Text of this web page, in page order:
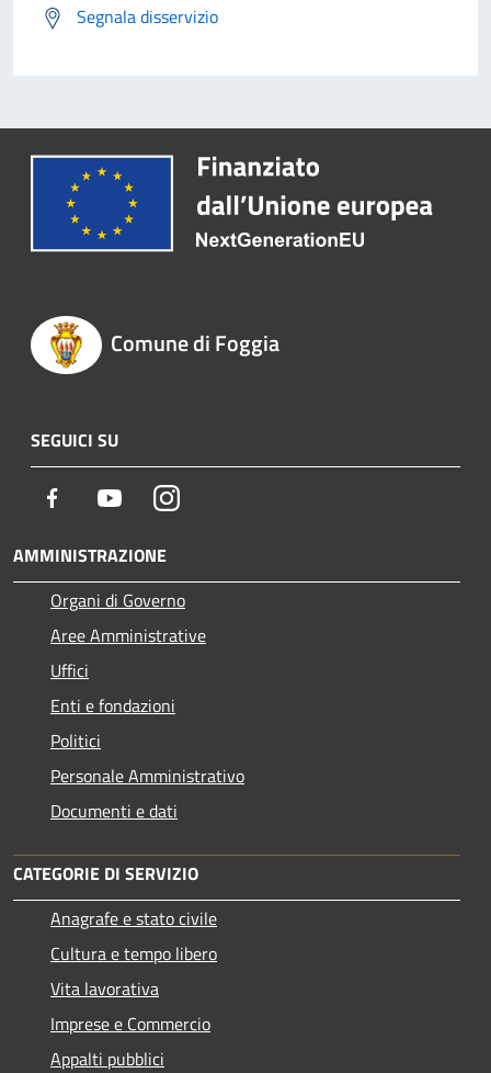
Segnala disservizio
Comune di Foggia
SEGUICI SU
Facebook YoutubeInstagram
AMMINISTRAZIONE
Organi di Governo
Aree Amministrative
Uffici
Enti e fondazioni
Politici
Personale Amministrativo
Documenti e dati
CATEGORIE DI SERVIZIO
Anagrafe e stato civile
Cultura e tempo libero
Vita lavorativa
Imprese e Commercio
Appalti pubblici